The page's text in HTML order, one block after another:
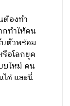
ต้องทำ
ทำให้คน
บตัวพร้อม
อโลกยุค
บใหม่ คน
ได้ และนี่